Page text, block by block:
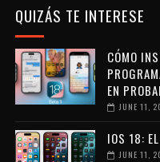
QUIZÁS TE INTERESE
CÓMO
EN
JUNE 11,
IOS 18:
JUNE 11,